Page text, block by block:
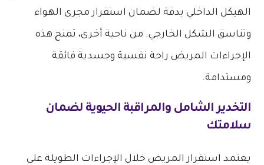
الهيكل الداخلي بدقة لضمان استقرار مجرى الهواء
وتناسق الشكل الخارجي. من ناحية أخرى، تمنح هذه
الإجراءات المريض راحة نفسية وجسدية فائقة
ومستدامة.
التخدير الشامل والمراقبة الحيوية لضمان
سلامتك
يعتمد استقرار المريض خلال الإجراءات الطويلة على